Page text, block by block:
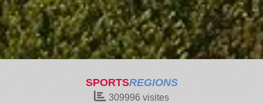
SPORTSREGIONS
309996 visites